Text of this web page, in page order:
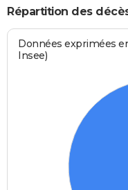
Répartition des
Données exprimées
Insee)